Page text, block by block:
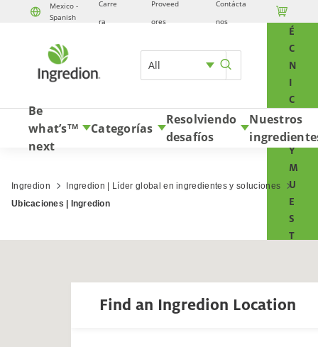
Mexico -
Spanish
Carre
ra
Proveed
ores
Contácta
nos

All
É
C
N
I
C
O
S
Y
M
U
E
S
T
S
Skip to content
Be
what’s
next
TM Categorías
Resolviendo
desafíos
Nuestros
Ingredion
Ingredion | Líder global en ingredientes y soluciones
Ubicaciones | Ingredion
Find an Ingredion Location